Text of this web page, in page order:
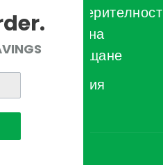
за поверителност
за
на
за връщане
и условия